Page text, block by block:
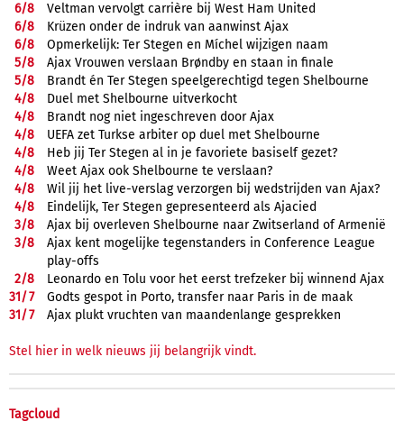
6/8
Veltman vervolgt carrière bij West Ham United
6/8
Krüzen onder de indruk van aanwinst Ajax
6/8
Opmerkelijk: Ter Stegen en Míchel wijzigen naam
5/8
Ajax Vrouwen verslaan Brøndby en staan in finale
5/8
Brandt én Ter Stegen speelgerechtigd tegen Shelbourne
4/8
Duel met Shelbourne uitverkocht
4/8
Brandt nog niet ingeschreven door Ajax
4/8
UEFA zet Turkse arbiter op duel met Shelbourne
4/8
Heb jij Ter Stegen al in je favoriete basiself gezet?
4/8
Weet Ajax ook Shelbourne te verslaan?
4/8
Wil jij het live-verslag verzorgen bij wedstrijden van Ajax?
4/8
Eindelijk, Ter Stegen gepresenteerd als Ajacied
3/8
Ajax bij overleven Shelbourne naar Zwitserland of Armenië
3/8
Ajax kent mogelijke tegenstanders in Conference League
play-offs
2/8
Leonardo en Tolu voor het eerst trefzeker bij winnend Ajax
31/7
Godts gespot in Porto, transfer naar Paris in de maak
31/7 Ajax plukt vruchten van maandenlange gesprekken
Stel hier in welk nieuws jij belangrijk vindt.
Tagcloud